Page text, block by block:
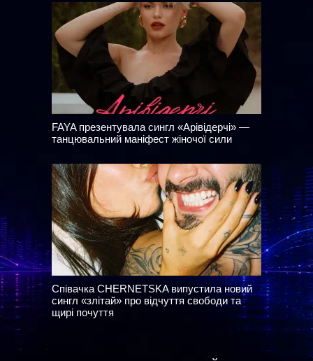
FAYA презентувала сингл «Арівідерчі» —
танцювальний маніфест жіночої сили
Співачка CHERNETSKA випустила новий
сингл «злітай» про відчуття свободи та
щирі почуття